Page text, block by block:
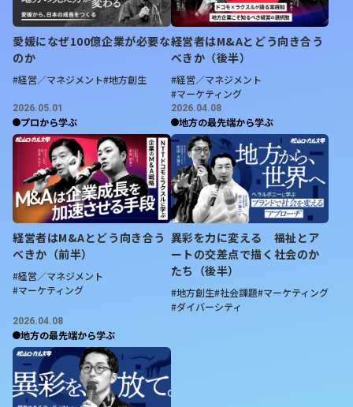
愛媛になぜ100億企業が必要な
のか
#経営／マネジメント#地方創生
経営者はM&Aとどう向き合う
べきか（後半）
#経営／マネジメント
#マーケティング
2026.05.01
プロから学ぶ
経営者はM&Aとどう向き合う
べきか（前半）
#経営／マネジメント
#マーケティング
2026.04.08
地方の最先端から学ぶ
異彩を力に変える 福祉とア
ートの交差点で描く社会のか
たち（後半）
#地方創生#社会課題#マーケティング
#ダイバーシティ
2026.04.08
地方の最先端から学ぶ